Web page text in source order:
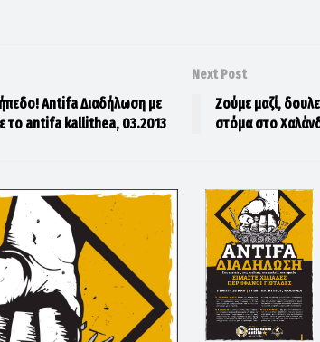
Αntifa Διαδήλωση με
το antifa kallithea, 03.2013
Next Post
Ζούμε μαζί,
στόμα στο